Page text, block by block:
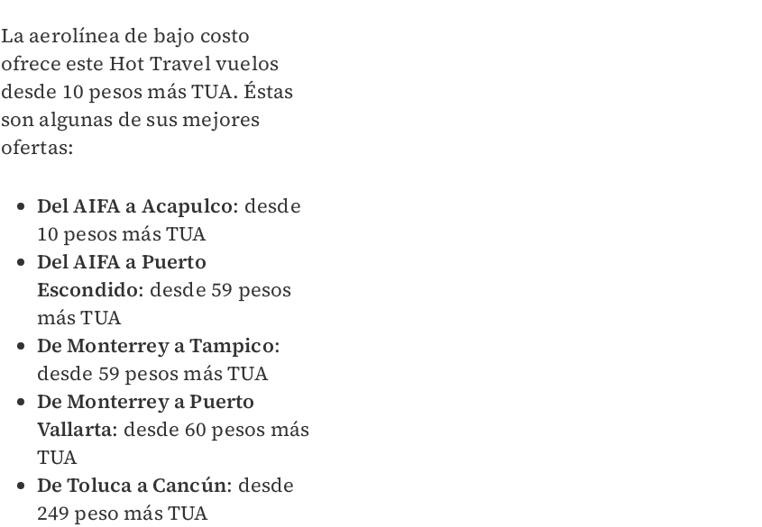
La aerolínea de bajo costo
ofrece este Hot Travel vuelos
desde 10 pesos más TUA. Éstas
son algunas de sus mejores
ofertas:
Del AIFA a Acapulco: desde
10 pesos más TUA
Del AIFA a Puerto
Escondido: desde 59 pesos
más TUA
De Monterrey a Tampico:
desde 59 pesos más TUA
De Monterrey a Puerto
Vallarta: desde 60 pesos más
TUA
De Toluca a Cancún: desde
249 peso más TUA